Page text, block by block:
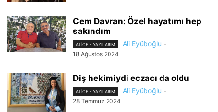
Cem Davran: Özel hayatımı hep
sakındım
ALİCE - YAZILARIM Ali Eyüboğlu -
18 Ağustos 2024
Diş hekimiydi eczacı da oldu
ALİCE - YAZILARIM Ali Eyüboğlu -
28 Temmuz 2024